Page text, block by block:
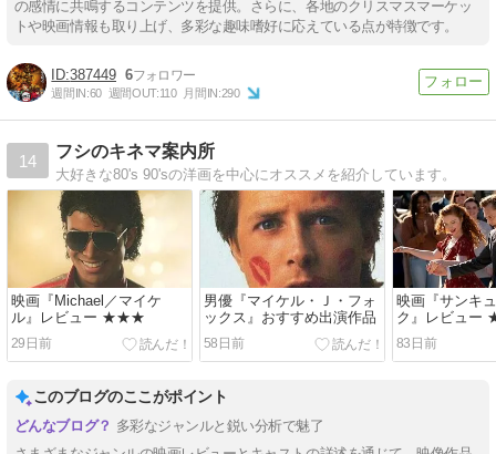
の感情に共鳴するコンテンツを提供。さらに、各地のクリスマスマーケッ
トや映画情報も取り上げ、多彩な趣味嗜好に応えている点が特徴です。
387449 6
週間IN:60 週間OUT:110 月間IN:290
14
フシのキネマ案内所
大好きな80's 90'sの洋画を中心にオススメを紹介しています。
映画『Michael／マイケ
ル』レビュー ★★★
29日前
男優『マイケル・Ｊ・フォ
ックス』おすすめ出演作品
58日前
映画『サンキ
ク』レビュ
83日前
このブログのここがポイント
多彩なジャンルと鋭い分析で魅了